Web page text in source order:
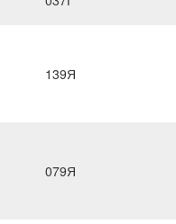
139Я
079Я